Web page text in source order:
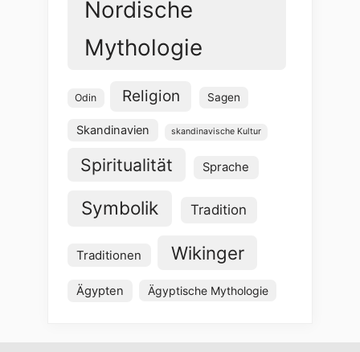
Nordische
Mythologie
Odin Religion Sagen
Skandinavien skandinavische Kultur
Spiritualität Sprache
Symbolik Tradition
Traditionen Wikinger
Ägypten Ägyptische Mythologie